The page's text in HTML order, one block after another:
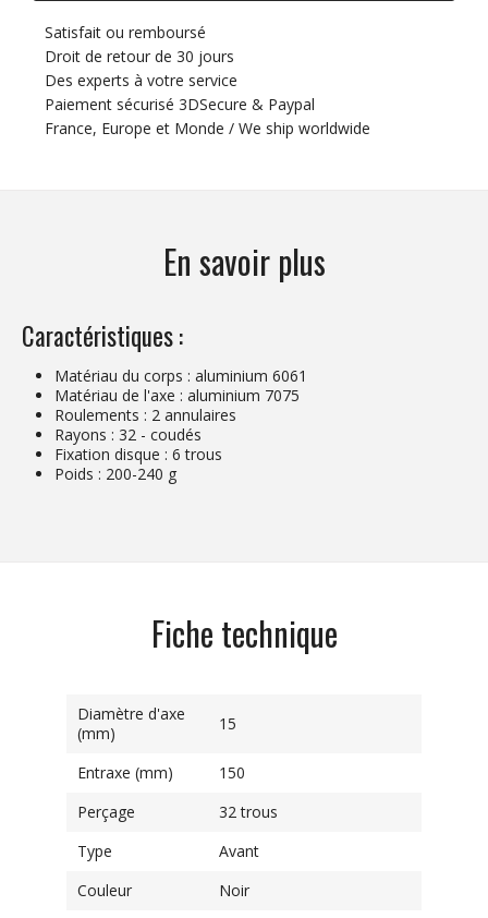
Satisfait ou remboursé
Droit de retour de 30 jours
Des experts à votre service
Paiement sécurisé 3DSecure & Paypal
France, Europe et Monde / We ship worldwide
En savoir plus
Caractéristiques :
Matériau du corps : aluminium 6061
Matériau de l'axe : aluminium 7075
Roulements : 2 annulaires
Rayons : 32 - coudés
Fixation disque : 6 trous
Poids : 200-240 g
Fiche technique
Diamètre d'axe
(mm)
15
Entraxe (mm)
150
Perçage
32 trous
Type
Avant
Couleur
Noir